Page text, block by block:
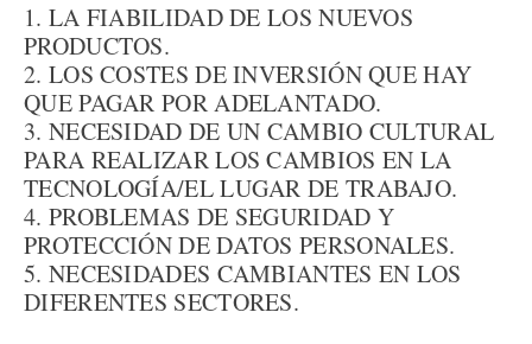
1. LA FIABILIDAD DE LOS NUEVOS
PRODUCTOS.
2. LOS COSTES DE INVERSIÓN QUE HAY
QUE PAGAR POR ADELANTADO.
3. NECESIDAD DE UN CAMBIO CULTURAL
PARA REALIZAR LOS CAMBIOS EN LA
TECNOLOGÍA/EL LUGAR DE TRABAJO.
4. PROBLEMAS DE SEGURIDAD Y
PROTECCIÓN DE DATOS PERSONALES.
5. NECESIDADES CAMBIANTES EN LOS
DIFERENTES SECTORES.